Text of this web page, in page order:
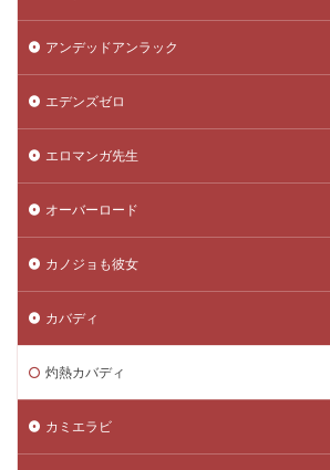
アンデッドアンラック
エデンズゼロ
エロマンガ先生
オーバーロード
カノジョも彼女
カバディ
灼熱カバディ
カミエラビ